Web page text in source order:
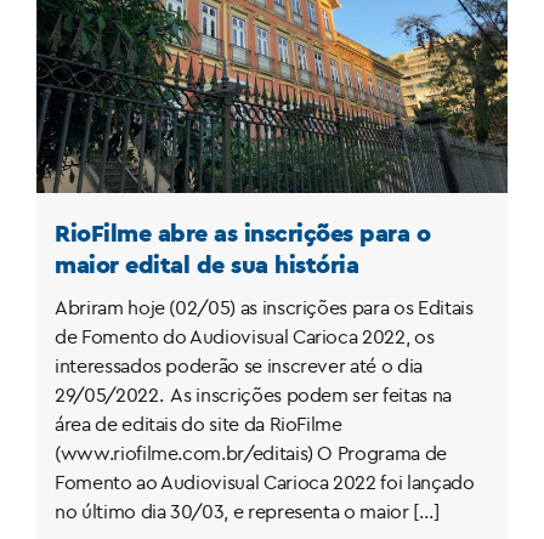
RioFilme abre as inscrições para o
maior edital de sua história
Abriram hoje (02/05) as inscrições para os Editais
de Fomento do Audiovisual Carioca 2022, os
interessados poderão se inscrever até o dia
29/05/2022. As inscrições podem ser feitas na
área de editais do site da RioFilme
(www.riofilme.com.br/editais) O Programa de
Fomento ao Audiovisual Carioca 2022 foi lançado
no último dia 30/03, e representa o maior […]